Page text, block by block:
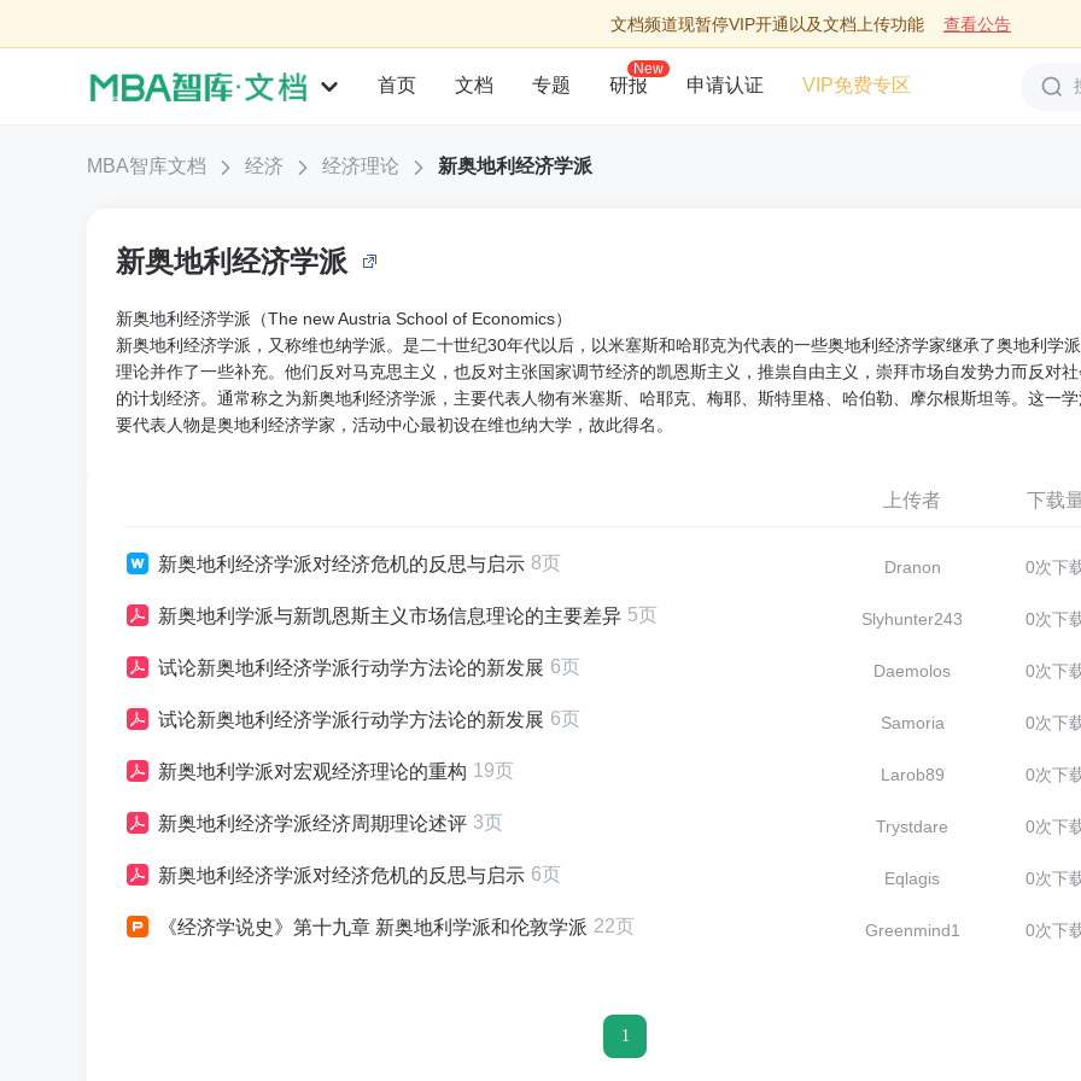
文档频道现暂停VIP开通以及文档上传功能 查看公告
首页 文档 专题 研报
New
申请认证 VIP免费专区
MBA智库文档 经济 经济理论 新奥地利经济学派
新奥地利经济学派
新奥地利经济学派（The new Austria School of Economics）
新奥地利经济学派，又称维也纳学派。是二十世纪30年代以后，以米塞斯和哈耶克为代表的一些奥地利经济学家继承了奥地利学
理论并作了一些补充。他们反对马克思主义，也反对主张国家调节经济的凯恩斯主义，推祟自由主义，崇拜市场自发势力而反对社
的计划经济。通常称之为新奥地利经济学派，主要代表人物有米塞斯、哈耶克、梅耶、斯特里格、哈伯勒、摩尔根斯坦等。这一
要代表人物是奥地利经济学家，活动中心最初设在维也纳大学，故此得名。
上传者 下载
新奥地利经济学派对经济危机的反思与启示 8页 Dranon 0次下
新奥地利学派与新凯恩斯主义市场信息理论的主要差异 5页 Slyhunter243 0次下
试论新奥地利经济学派行动学方法论的新发展 6页 Daemolos 0次下
试论新奥地利经济学派行动学方法论的新发展 6页 Samoria 0次下
新奥地利学派对宏观经济理论的重构 19页 Larob89 0次下
新奥地利经济学派经济周期理论述评 3页 Trystdare 0次下
新奥地利经济学派对经济危机的反思与启示 6页 Eqlagis 0次下
《经济学说史》第十九章 新奥地利学派和伦敦学派 22页 Greenmind1 0次下
1